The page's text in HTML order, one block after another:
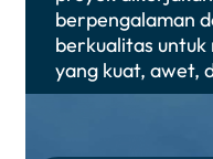
berpengalaman
berkualitas untuk
yang kuat, awet,